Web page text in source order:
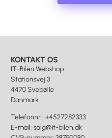
KONTAKT OS
IT-Bilen Webshop
Stationsvej 3
4470 Svebølle
Danmark
Telefonnr.: +4527282333
E-mail:salg@it-bilen.dk